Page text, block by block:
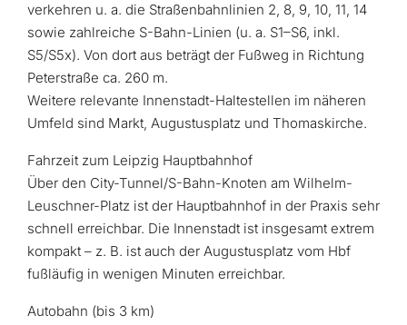
verkehren u. a. die Straßenbahnlinien 2, 8, 9, 10, 11, 14
sowie zahlreiche S-Bahn-Linien (u. a. S1–S6, inkl.
S5/S5x). Von dort aus beträgt der Fußweg in Richtung
Peterstraße ca. 260 m.
Weitere relevante Innenstadt-Haltestellen im näheren
Umfeld sind Markt, Augustusplatz und Thomaskirche.
Fahrzeit zum Leipzig Hauptbahnhof
Über den City-Tunnel/S-Bahn-Knoten am Wilhelm-
Leuschner-Platz ist der Hauptbahnhof in der Praxis sehr
schnell erreichbar. Die Innenstadt ist insgesamt extrem
kompakt – z. B. ist auch der Augustusplatz vom Hbf
fußläufig in wenigen Minuten erreichbar.
Autobahn (bis 3 km)